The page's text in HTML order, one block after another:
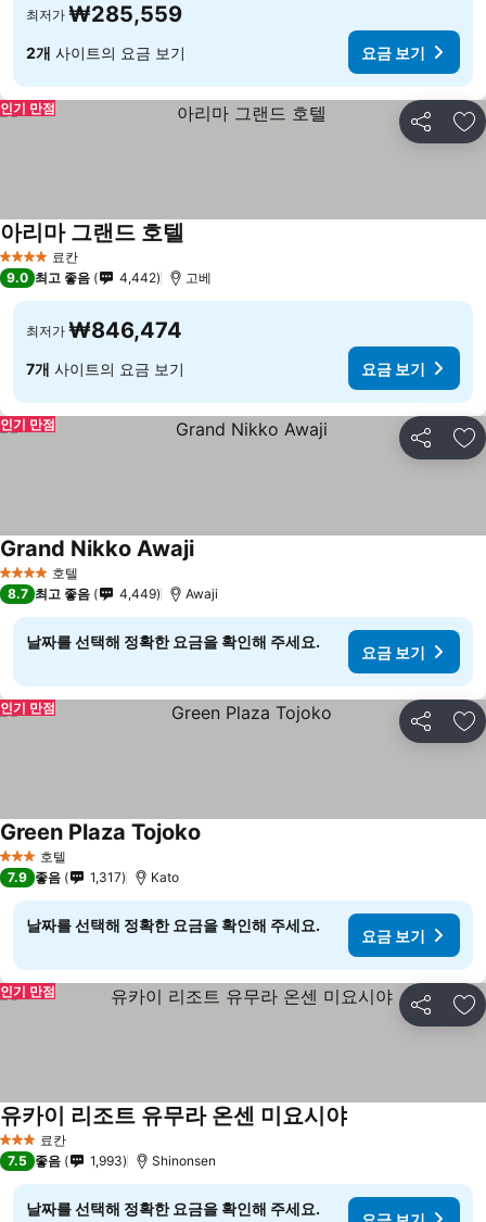
최저가 ₩285,559
2개 사이트의 요금 보기 요금 보기
공유 즐
인기 만점
4 성급 료칸
아리마 그랜드 호텔
9.0 최고 좋음 4,442 고베
최저가 ₩846,474
7개 사이트의 요금 보기 요금 보기
공유 즐
인기 만점
4 성급 호텔
Grand Nikko Awaji
8.7 최고 좋음 4,449 Awaji
날짜를 선택해 정확한 요금을 확인해 주세요.
요금 보기
공유 즐
인기 만점
3 성급 호텔
Green Plaza Tojoko
7.9 좋음 1,317 Kato
날짜를 선택해 정확한 요금을 확인해 주세요.
요금 보기
공유 즐
인기 만점
3 성급 료칸
유카이 리조트 유무라 온센 미요시야
7.5 좋음 1,993 Shinonsen
날짜를 선택해 정확한 요금을 확인해 주세요.